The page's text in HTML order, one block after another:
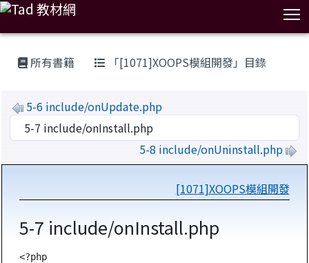
所有書籍 「[1071]XOOPS模組開發」目錄
5-6 include/onUpdate.php
5-8 include/onUninstall.php
[1071]XOOPS模組開發
5-7 include/onInstall.php
<?php